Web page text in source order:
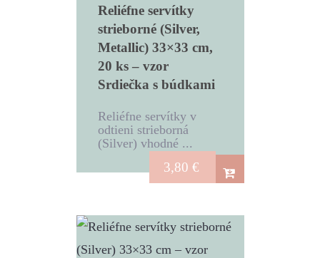
Reliéfne servítky
strieborné (Silver,
Metallic) 33×33 cm,
20 ks – vzor
Srdiečka s búdkami
Reliéfne servítky v
odtieni strieborná
(Silver) vhodné ...
3,80 €